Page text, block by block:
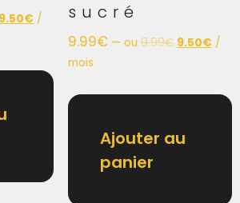
9.50€ /
sucré
9.99€ — ou9.99€ 9.50€ /
mois
Ajouter au
panier